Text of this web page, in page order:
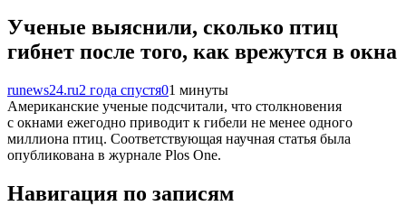
Ученые выяснили, сколько птиц
гибнет после того, как врежутся в окна
runews24.ru2 года спустя01 минуты
Американские ученые подсчитали, что столкновения
с окнами ежегодно приводит к гибели не менее одного
миллиона птиц. Соответствующая научная статья была
опубликована в журнале Plos One.
Навигация по записям